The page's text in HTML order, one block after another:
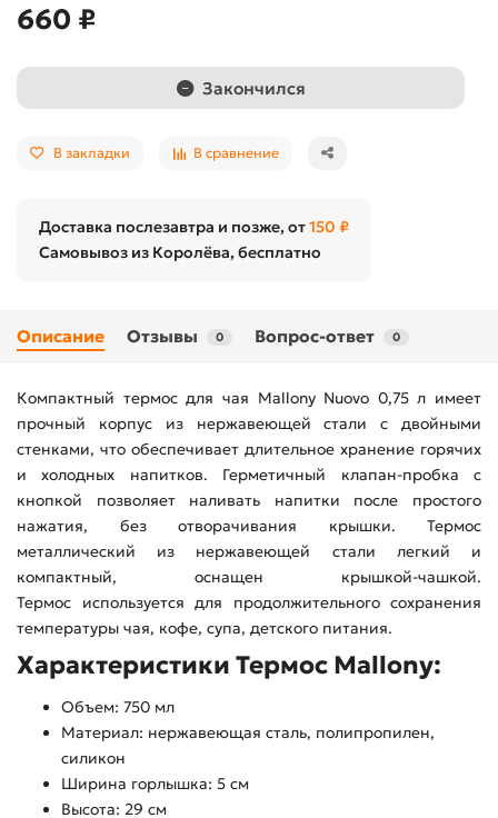
660 ₽
Закончился
В закладки В сравнение
Доставка послезавтра и позже, от150 ₽
Самовывоз из Королёва, бесплатно
Описание Отзывы 0 Вопрос-ответ 0
Компактный термос для чая Mallony Nuovo 0,75 л имеет
прочный корпус из нержавеющей стали с двойными
стенками, что обеспечивает длительное хранение горячих
и холодных напитков. Герметичный клапан-пробка с
кнопкой позволяет наливать напитки после простого
нажатия, без отворачивания крышки. Термос
металлический из нержавеющей стали легкий и
компактный, оснащен крышкой-чашкой.
Термос используется для продолжительного сохранения
температуры чая, кофе, супа, детского питания.
Характеристики Термос Mallony:
Объем: 750 мл
Материал: нержавеющая сталь, полипропилен,
силикон
Ширина горлышка: 5 см
Высота: 29 см